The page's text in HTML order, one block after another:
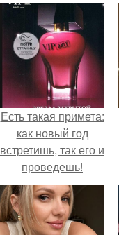
Есть такая примета:
как новый год
встретишь, так его и
проведешь!